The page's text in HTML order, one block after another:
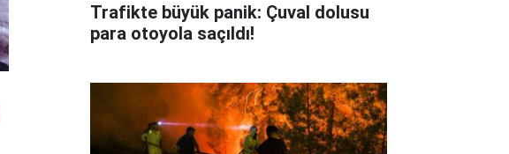
Trafikte büyük panik: Çuval dolusu
para otoyola saçıldı!